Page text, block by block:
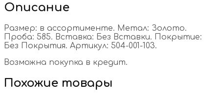
Описание
Размер: в ассортименте. Метал: Золото.
Проба: 585. Вставка: Без Вставки. Покрытие:
Без Покрытия. Артикул: 504-001-103.
Возможна покупка в кредит.
Похожие товары